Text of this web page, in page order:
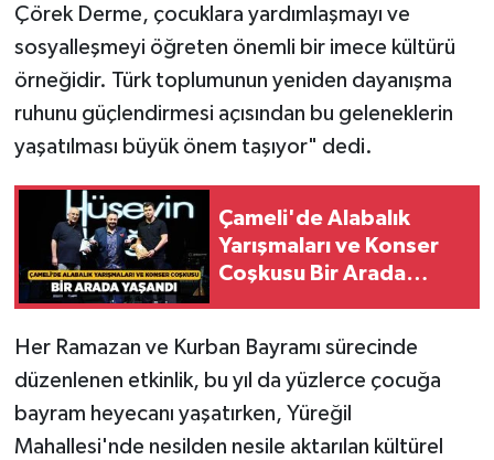
Çörek Derme, çocuklara yardımlaşmayı ve
sosyalleşmeyi öğreten önemli bir imece kültürü
örneğidir. Türk toplumunun yeniden dayanışma
ruhunu güçlendirmesi açısından bu geleneklerin
yaşatılması büyük önem taşıyor" dedi.
Çameli'de Alabalık
Yarışmaları ve Konser
Coşkusu Bir Arada
Her Ramazan ve Kurban Bayramı sürecinde
düzenlenen etkinlik, bu yıl da yüzlerce çocuğa
bayram heyecanı yaşatırken, Yüreğil
Mahallesi'nde nesilden nesile aktarılan kültürel